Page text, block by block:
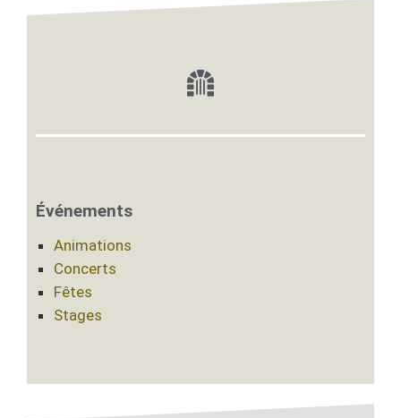
Événements
Animations
Concerts
Fêtes
Stages